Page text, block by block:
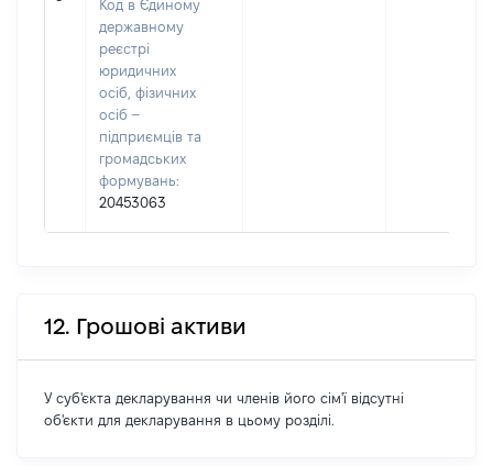
Код в Єдиному
державному
реєстрі
юридичних
осіб, фізичних
осіб –
підприємців та
громадських
формувань:
20453063
12. Грошові активи
У суб'єкта декларування чи членів його сім'ї відсутні
об'єкти для декларування в цьому розділі.